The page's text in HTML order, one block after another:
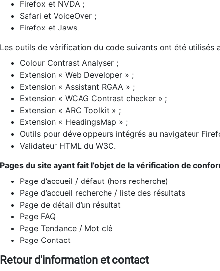
Firefox et NVDA ;
Safari et VoiceOver ;
Firefox et Jaws.
Les outils de vérification du code suivants ont été utilisés
Colour Contrast Analyser ;
Extension « Web Developer » ;
Extension « Assistant RGAA » ;
Extension « WCAG Contrast checker » ;
Extension « ARC Toolkit » ;
Extension « HeadingsMap » ;
Outils pour développeurs intégrés au navigateur
Validateur HTML du W3C.
Pages du site ayant fait l’objet de la vérification de
Page d’accueil / défaut (hors recherche)
Page d’accueil recherche / liste des résultats
Page de détail d’un résultat
Page FAQ
Page Tendance / Mot clé
Page Contact
Retour d'information et contact